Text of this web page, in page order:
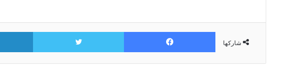
شاركها
فيسبوك تويتر